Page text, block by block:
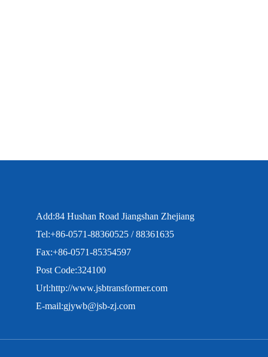
Add:84 Hushan Road Jiangshan Zhejiang
Tel:+86-0571-88360525 / 88361635
Fax:+86-0571-85354597
Post Code:324100
Url:http://www.jsbtransformer.com
E-mail:gjywb@jsb-zj.com